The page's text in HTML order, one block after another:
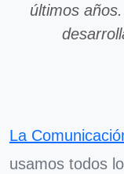
últimos
La
usamos todos